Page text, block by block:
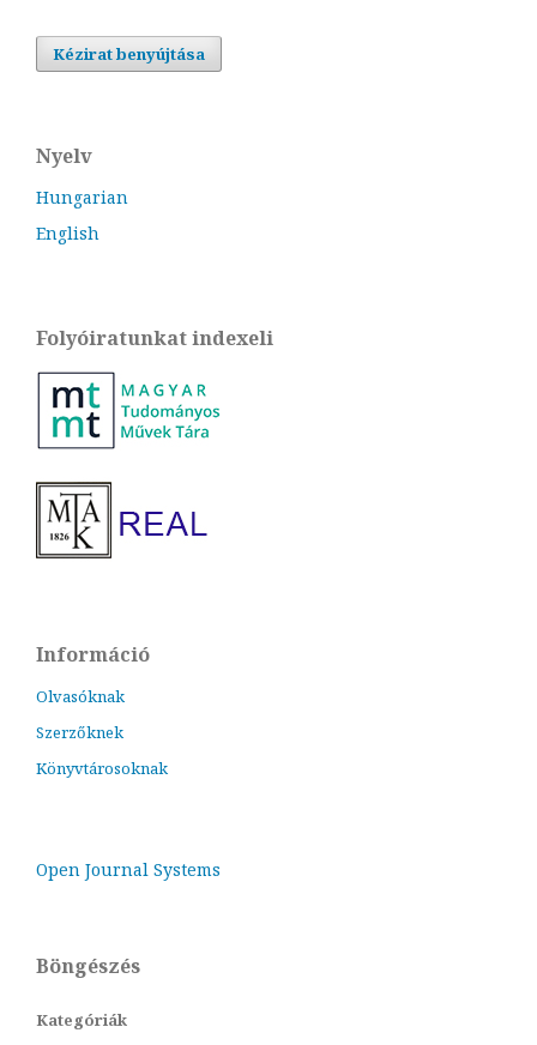
Kézirat benyújtása
Nyelv
Hungarian
English
Folyóiratunkat indexeli
Információ
Olvasóknak
Szerzőknek
Könyvtárosoknak
Open Journal Systems
Böngészés
Kategóriák